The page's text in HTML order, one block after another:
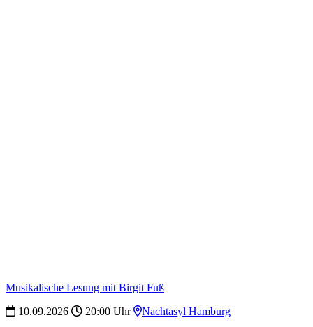
Musikalische Lesung mit Birgit Fuß
10.09.2026
20:00 Uhr Nachtasyl Hamburg